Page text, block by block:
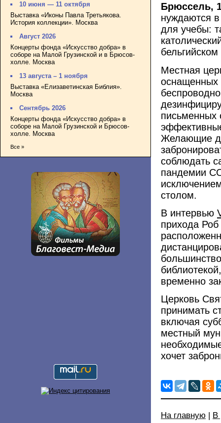
10 июня — 11 октября
Выставка «Иконы Павла Третьякова.
История коллекции». Москва
Август 2026
Концерты фонда «Искусство добра» в
соборе на Малой Грузинской и в Брюсов-
холле. Москва
13 августа – 1 ноября
Выставка «Елизаветинская Библия».
Москва
Сентябрь 2026
Концерты фонда «Искусство добра» в
соборе на Малой Грузинской и Брюсов-
холле. Москва
Все »
Брюссель,
нуждаются
для учебы:
Местная
оснащенных
письменных
Желающие
соблюдать
пандемии
столом.
В интервью
прихода
временно
Церковь
принимать
включая
местный
хочет
На главную | В